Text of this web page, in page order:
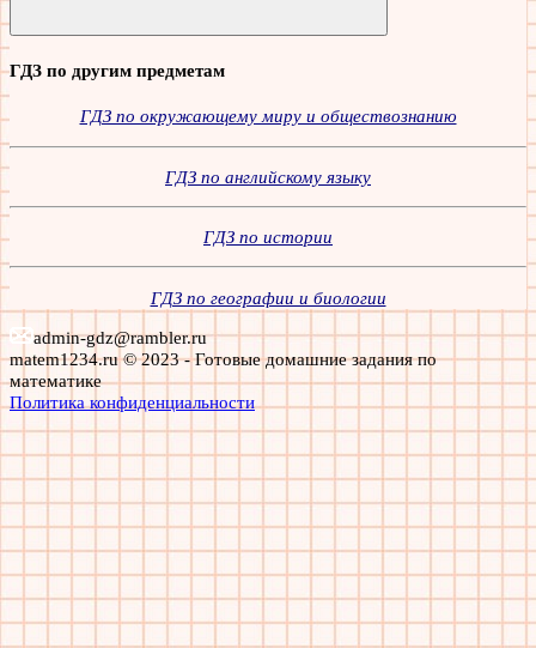
Поиск
ГДЗ по другим предметам
ГДЗ по окружающему миру и обществознанию
ГДЗ по английскому языку
ГДЗ по истории
ГДЗ по географии и биологии
admin-gdz@rambler.ru
matem1234.ru © 2023 - Готовые домашние задания по
математике
Политика конфиденциальности